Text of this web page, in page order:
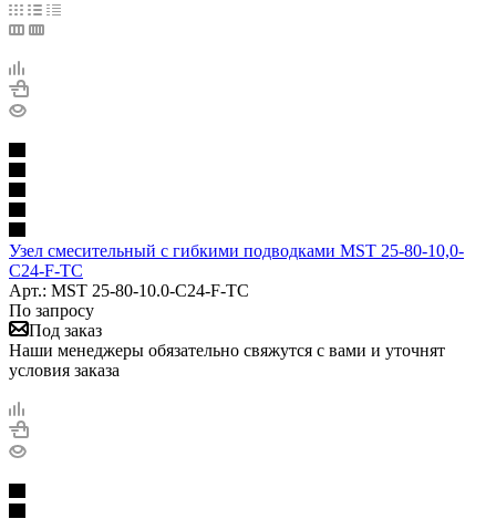
Узел смесительный с гибкими подводками MST 25-80-10,0-
C24-F-TC
Арт.: MST 25-80-10.0-C24-F-TC
По запросу
Под заказ
Наши менеджеры обязательно свяжутся с вами и уточнят
условия заказа